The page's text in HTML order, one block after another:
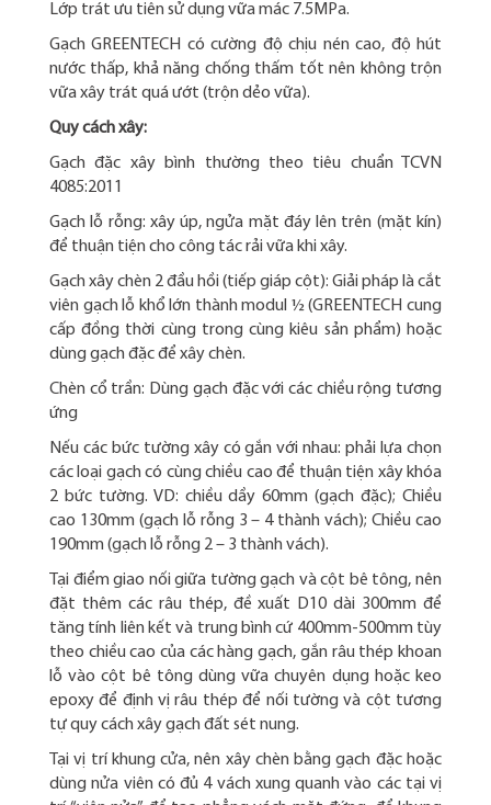
Lớp trát ưu tiên sử dụng vữa mác 7.5MPa.
Gạch GREENTECH có cường độ chịu nén cao, độ hút
nước thấp, khả năng chống thấm tốt nên không trộn
vữa xây trát quá ướt (trộn dẻo vữa).
Quy cách xây:
Gạch đặc xây bình thường theo tiêu chuẩn TCVN
4085:2011
Gạch lỗ rỗng: xây úp, ngửa mặt đáy lên trên (mặt kín)
để thuận tiện cho công tác rải vữa khi xây.
Gạch xây chèn 2 đầu hồi (tiếp giáp cột): Giải pháp là cắt
viên gạch lỗ khổ lớn thành modul ½ (GREENTECH cung
cấp đồng thời cùng trong cùng kiêu sản phẩm) hoặc
dùng gạch đặc để xây chèn.
Chèn cổ trần: Dùng gạch đặc với các chiều rộng tương
ứng
Nếu các bức tường xây có gắn với nhau: phải lựa chọn
các loại gạch có cùng chiều cao để thuận tiện xây khóa
2 bức tường. VD: chiều dầy 60mm (gạch đặc); Chiều
cao 130mm (gạch lỗ rỗng 3 – 4 thành vách); Chiều cao
190mm (gạch lỗ rỗng 2 – 3 thành vách).
Tại điểm giao nối giữa tường gạch và cột bê tông, nên
đặt thêm các râu thép, đề xuất D10 dài 300mm để
tăng tính liên kết và trung bình cứ 400mm-500mm tùy
theo chiều cao của các hàng gạch, gắn râu thép khoan
lỗ vào cột bê tông dùng vữa chuyên dụng hoặc keo
epoxy để định vị râu thép để nối tường và cột tương
tự quy cách xây gạch đất sét nung.
Tại vị trí khung cửa, nên xây chèn bằng gạch đặc hoặc
dùng nửa viên có đủ 4 vách xung quanh vào các tại vị